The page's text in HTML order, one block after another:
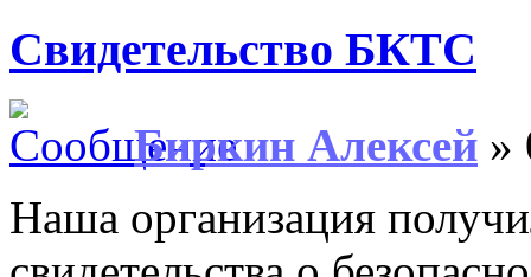
Свидетельство БКТС
Биркин Алексей »
Наша организация